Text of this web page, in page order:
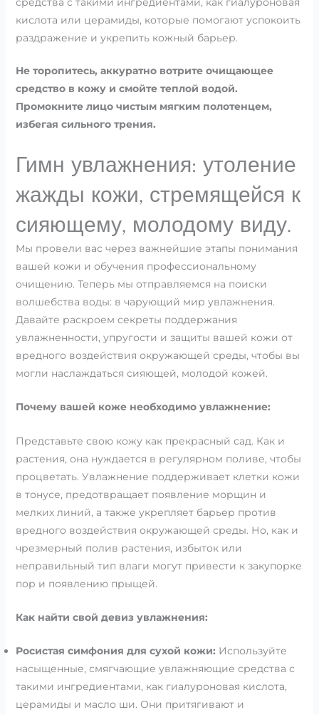
кислота или церамиды, которые помогают успокоить
раздражение и укрепить кожный барьер.
Не торопитесь, аккуратно вотрите очищающее
средство в кожу и смойте теплой водой.
Промокните лицо чистым мягким полотенцем,
избегая сильного трения.
Гимн увлажнения: утоление
жажды кожи, стремящейся к
сияющему, молодому виду.
Мы провели вас через важнейшие этапы понимания
вашей кожи и обучения профессиональному
очищению. Теперь мы отправляемся на поиски
волшебства воды: в чарующий мир увлажнения.
Давайте раскроем секреты поддержания
увлажненности, упругости и защиты вашей кожи от
вредного воздействия окружающей среды, чтобы вы
могли наслаждаться сияющей, молодой кожей.
Почему вашей коже необходимо увлажнение:
Представьте свою кожу как прекрасный сад. Как и
растения, она нуждается в регулярном поливе, чтобы
процветать. Увлажнение поддерживает клетки кожи
в тонусе, предотвращает появление морщин и
мелких линий, а также укрепляет барьер против
вредного воздействия окружающей среды. Но, как и
чрезмерный полив растения, избыток или
неправильный тип влаги могут привести к закупорке
пор и появлению прыщей.
Как найти свой девиз увлажнения:
Росистая симфония для сухой кожи: Используйте
насыщенные, смягчающие увлажняющие средства с
такими ингредиентами, как гиалуроновая кислота,
церамиды и масло ши. Они притягивают и